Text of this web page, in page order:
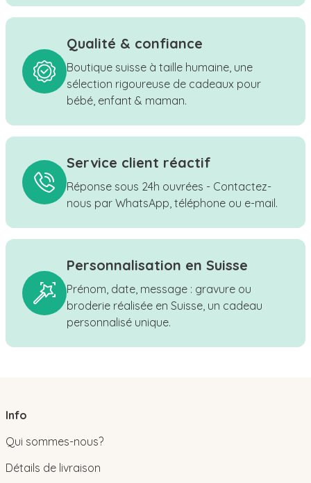
Qualité & confiance
Boutique suisse à taille humaine, une
sélection rigoureuse de cadeaux pour
bébé, enfant & maman.
Service client réactif
Réponse sous 24h ouvrées - Contactez-
nous par WhatsApp, téléphone ou e-mail.
Personnalisation en Suisse
Prénom, date, message : gravure ou
broderie réalisée en Suisse, un cadeau
personnalisé unique.
Info
Qui sommes-nous?
Détails de livraison